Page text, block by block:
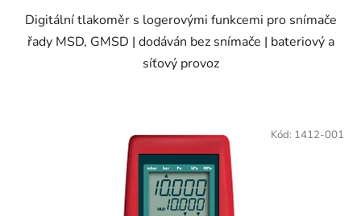
Digitální tlakoměr s logerovými funkcemi pro snímače
řady MSD, GMSD | dodáván bez snímače | bateriový a
síťový provoz
Kód: 1412-001